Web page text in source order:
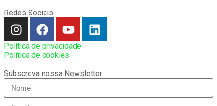
Redes Sociais
Política de privacidade
Política de cookies
Subscreva nossa Newsletter